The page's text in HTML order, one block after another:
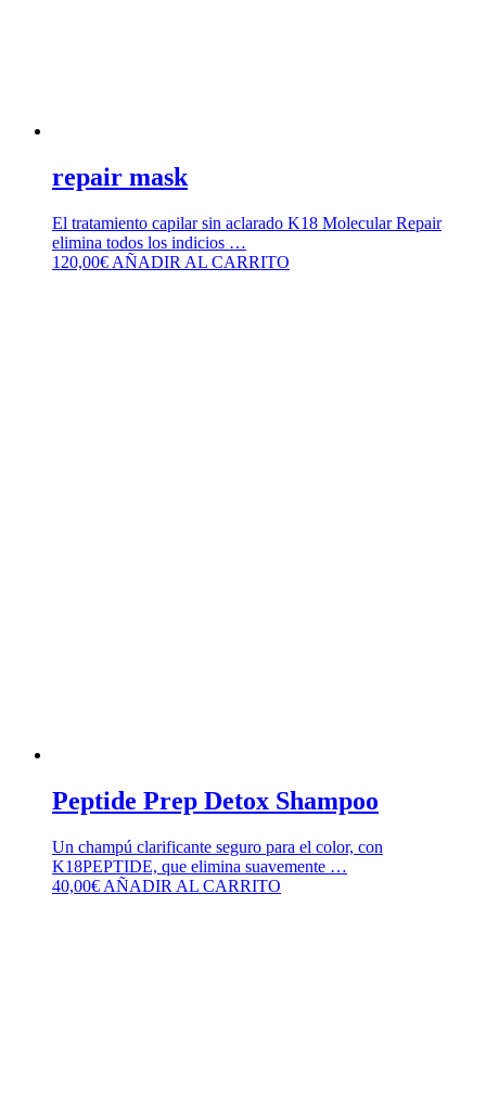
repair mask
El tratamiento capilar sin aclarado K18 Molecular Repair
elimina todos los indicios …
120,00€ AÑADIR AL CARRITO
Peptide Prep Detox Shampoo
Un champú clarificante seguro para el color, con
K18PEPTIDE, que elimina suavemente …
40,00€ AÑADIR AL CARRITO